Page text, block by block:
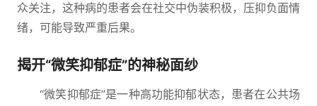
众关注，这种病的患者会在社交中伪装积极，压抑负面情
绪，可能导致严重后果。
揭开“微笑抑郁症”的神秘面纱
“微笑抑郁症”是一种高功能抑郁状态，患者在公共场